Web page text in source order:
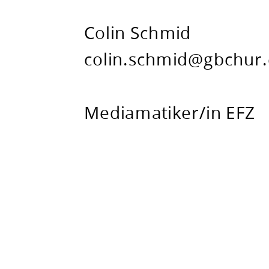
Colin Schmid
​colin
Mediamatiker/in EFZ